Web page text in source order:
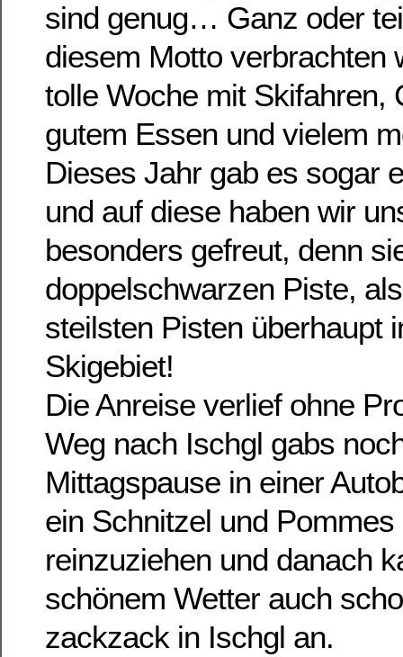
sind genug… Ganz oder
diesem Motto verbrachten
tolle Woche mit Skifahren,
gutem Essen und vielem
Dieses Jahr gab es sogar
und auf diese haben wir
besonders gefreut, denn
doppelschwarzen Piste,
steilsten Pisten überhaupt
Skigebiet!
Die Anreise verlief ohne
Weg nach Ischgl gabs
Mittagspause in einer
ein Schnitzel und Pommes
reinzuziehen und danach
schönem Wetter auch
zackzack in Ischgl an.